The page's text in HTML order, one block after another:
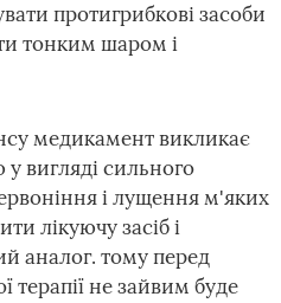
протигрибкові засоби
тонким шаром і
медикамент викликає
у вигляді сильного
і лущення м'яких
лікуючу засіб і
аналог. тому перед
терапії не зайвим буде